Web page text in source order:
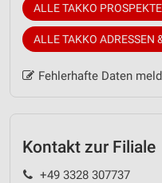
ALLE TAKKO
ALLE TAKKO ADRESSEN
Fehlerhafte Daten
Kontakt zur Filiale
+49 3328 307737